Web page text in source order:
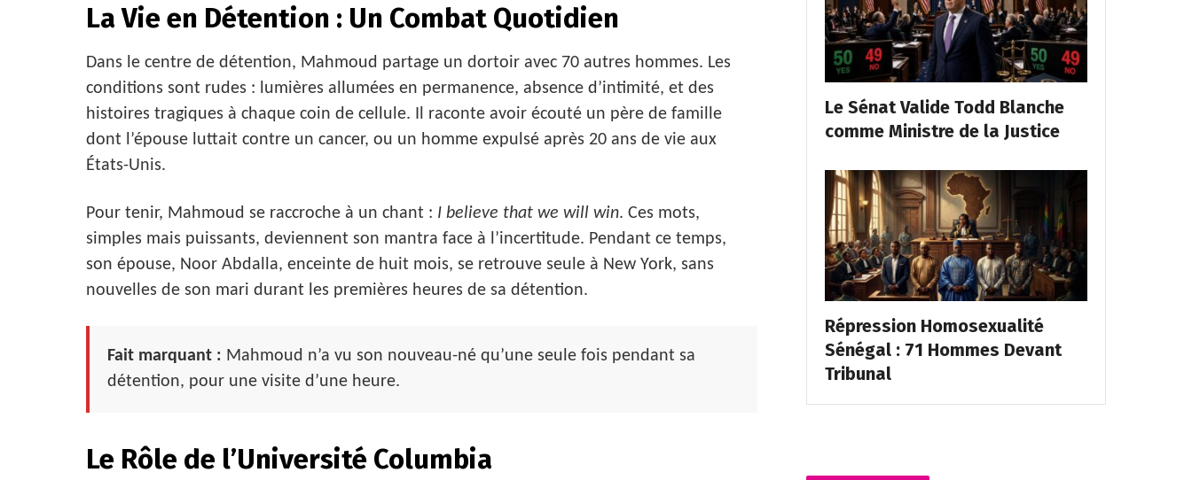
La Vie en Détention : Un Combat Quotidien
Dans le centre de détention, Mahmoud partage un dortoir avec 70 autres hommes. Les
conditions sont rudes : lumières allumées en permanence, absence d’intimité, et des
histoires tragiques à chaque coin de cellule. Il raconte avoir écouté un père de famille
dont l’épouse luttait contre un cancer, ou un homme expulsé après 20 ans de vie aux
États-Unis.
Pour tenir, Mahmoud se raccroche à un chant : I believe that we will win. Ces mots,
simples mais puissants, deviennent son mantra face à l’incertitude. Pendant ce temps,
son épouse, Noor Abdalla, enceinte de huit mois, se retrouve seule à New York, sans
nouvelles de son mari durant les premières heures de sa détention.
Fait marquant : Mahmoud n’a vu son nouveau-né qu’une seule fois pendant sa
détention, pour une visite d’une heure.
Le Rôle de l’Université Columbia
Le Sénat Valide Todd Blanche
comme Ministre de la Justice
Répression Homosexualité
Sénégal : 71 Hommes Devant
Tribunal